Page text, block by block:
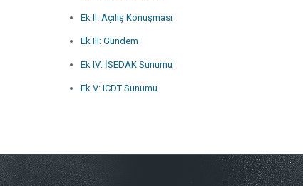
Ek II: Açılış Konuşması
Ek III: Gündem
Ek IV: İSEDAK Sunumu
Ek V: ICDT Sunumu